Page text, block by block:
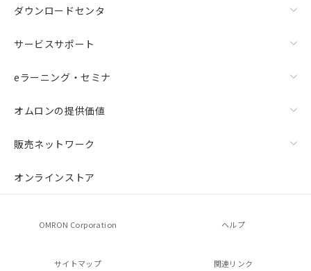
ダウンロードセンタ
サービスサポート
eラーニング・セミナ
オムロンの提供価値
販売ネットワーク
オンラインストア
OMRON Corporation ヘルプ
サイトマップ 関連リンク